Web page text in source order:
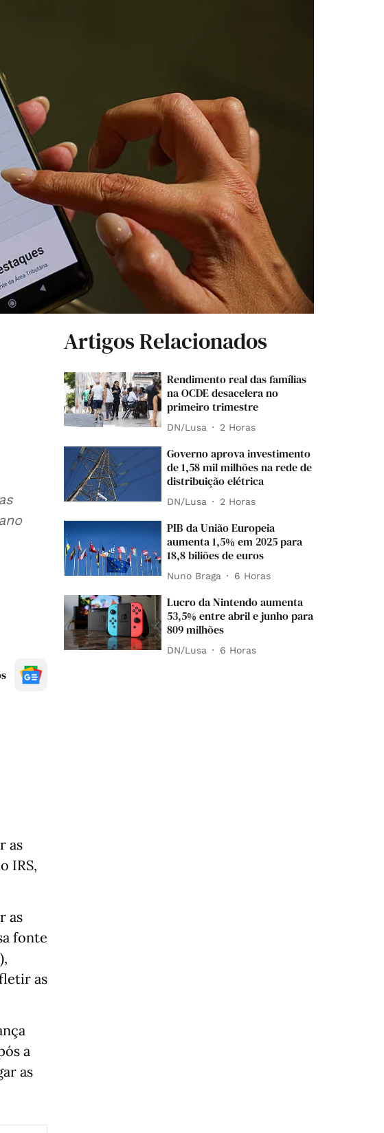
as
IRS,
as
fonte
as
a
as
Artigos Relacionados
Rendimento real das famílias
na OCDE desacelera no
primeiro trimestre
DN/Lusa 2 Horas
Governo aprova investimento
de 1,58 mil milhões na rede de
distribuição elétrica
DN/Lusa 2 Horas
PIB da União Europeia
aumenta 1,5% em 2025 para
18,8 biliões de euros
Nuno Braga 6 Horas
Lucro da Nintendo aumenta
53,5% entre abril e junho para
809 milhões
DN/Lusa 6 Horas